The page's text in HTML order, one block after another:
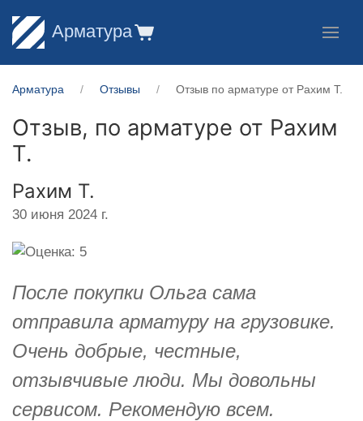
Арматура
Арматура Отзывы Отзыв по арматуре от Рахим Т.
Отзыв, по арматуре от Рахим
Т.
Рахим Т.
30 июня 2024 г.
После покупки Ольга сама
отправила арматуру на грузовике.
Очень добрые, честные,
отзывчивые люди. Мы довольны
сервисом. Рекомендую всем.